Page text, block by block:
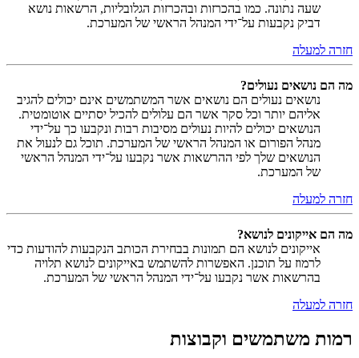
שעה נתונה. כמו בהכרזות ובהכרזות הגלובליות, הרשאות נושא
דביק נקבעות על־ידי המנהל הראשי של המערכת.
חזרה למעלה
מה הם נושאים נעולים?
נושאים נעולים הם נושאים אשר המשתמשים אינם יכולים להגיב
אליהם יותר וכל סקר אשר הם עלולים להכיל יסתיים אוטומטית.
הנושאים יכולים להיות נעולים מסיבות רבות ונקבעו כך על־ידי
מנהל הפורום או המנהל הראשי של המערכת. תוכל גם לנעול את
הנושאים שלך לפי ההרשאות אשר נקבעו על־ידי המנהל הראשי
של המערכת.
חזרה למעלה
מה הם אייקונים לנושא?
אייקונים לנושא הם תמונות בבחירת הכותב הנקבעות להודעות כדי
לרמוז על תוכנן. האפשרות להשתמש באייקונים לנושא תלויה
בהרשאות אשר נקבעו על־ידי המנהל הראשי של המערכת.
חזרה למעלה
רמות משתמשים וקבוצות